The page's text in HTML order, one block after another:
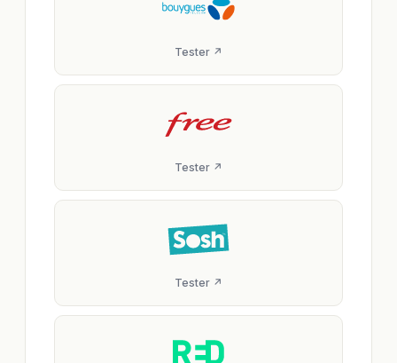
Tester ↗
Tester ↗
Tester ↗